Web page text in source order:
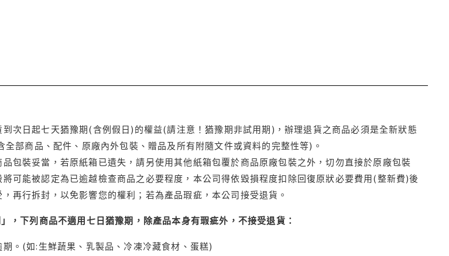
次日起七天猶豫期(含例假日)的權益(請注意！猶豫期非試用期)，辦理退貨之商品必須是全新狀態
部商品、配件、原廠內外包裝、贈品及所有附隨文件或資料的完整性等)。
包裝妥當，若原紙箱已遺失，請另使用其他紙箱包覆於商品原廠包裝之外，切勿直接於原廠包裝
可能被認定為已逾越檢查商品之必要程度，本公司得依毀損程度扣除回復原狀必要費用(整新費)後
再行拆封，以免影響您的權利；若為產品瑕疵，本公司接受退貨。
，下列商品不適用七日猶豫期，除產品本身有瑕疵外，不接受退貨：
。(如:生鮮蔬果、乳製品、冷凍冷藏食材、蛋糕)